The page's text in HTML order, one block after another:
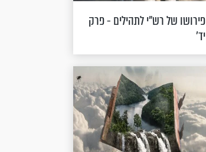
פירושו של רש"י לתהילים - פרק
יד’